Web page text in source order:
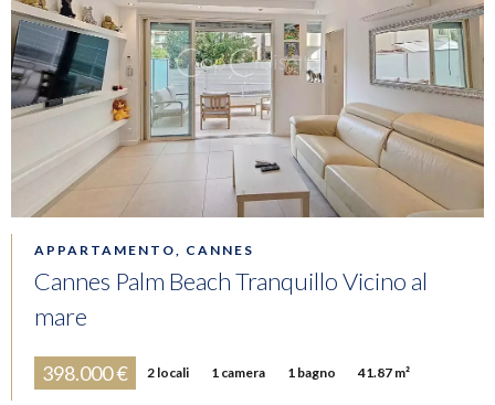
APPARTAMENTO, CANNES
Cannes Palm Beach Tranquillo Vicino al
mare
398.000 € 2 locali 1 camera 1 bagno 41.87 m²